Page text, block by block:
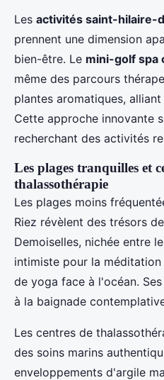
Les activités saint-hilaire-
prennent une dimension
bien-être. Le mini-golf spa
même des parcours
plantes aromatiques,
Cette approche innovante
recherchant des activités
Les plages tranquilles et
thalassothérapie
Les plages moins
Riez révèlent des trésors
Demoiselles, nichée entre
intimiste pour la
de yoga face à l'océan.
à la baignade
Les centres de
des soins marins
enveloppements d'argile